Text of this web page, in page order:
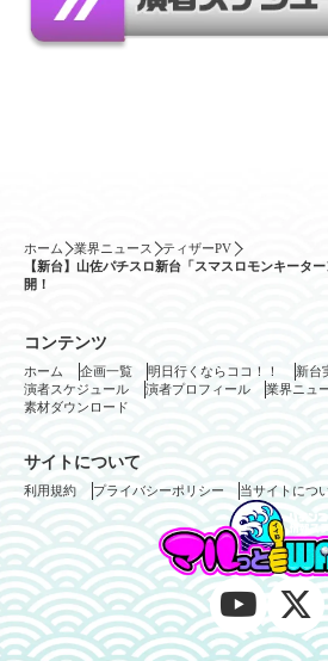
ホーム 業界ニュース
ティザーPV
【新台】山佐パチスロ新台「スマスロモンキータ
開！
コンテンツ
ホーム 企画一覧 明日行くならココ！！
新台
演者スケジュール
演者プロフィール 業界ニュ
素材ダウンロード
サイトについて
利用規約 プライバシーポリシー 当サイトにつ